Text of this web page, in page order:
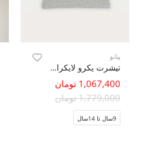
پیانو
تیشرت یکرو لایکرا بیسیک
1,067,400 تومان
1,779,000 تومان
9سال تا 14سال